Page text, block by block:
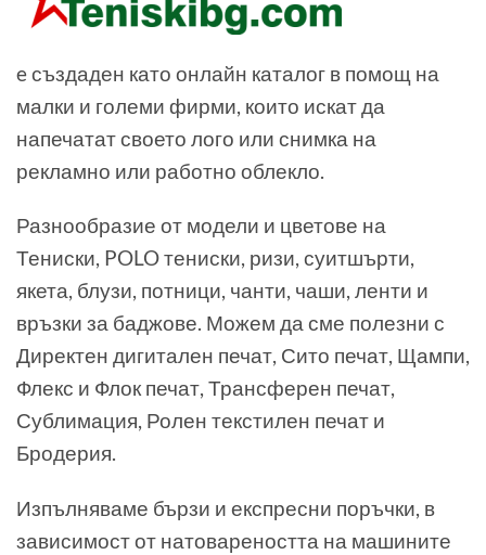
e създаден като онлайн каталог в помощ на
малки и големи фирми, които искат да
напечатат своето лого или снимка на
рекламно или работно облекло.
Разнообразие от модели и цветове на
Тениски, POLO тениски, ризи, суитшърти,
якета, блузи, потници, чанти, чаши, ленти и
връзки за баджове. Можем да сме полезни с
Директен дигитален печат, Сито печат, Щампи,
Флекс и Флок печат, Трансферен печат,
Сублимация, Ролен текстилен печат и
Бродерия.
Изпълняваме бързи и експресни поръчки, в
зависимост от натовареността на машините